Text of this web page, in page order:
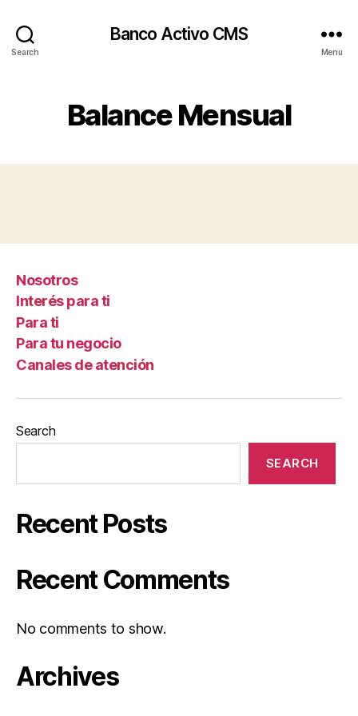
Search
Banco Activo CMS
Menu
Balance Mensual
Nosotros
Interés para ti
Para ti
Para tu negocio
Canales de atención
Search
SEARCH
Recent Posts
Recent Comments
No comments to show.
Archives